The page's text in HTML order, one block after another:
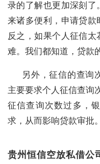
录的了解也更加深刻
来诸多便利，申请贷款
反之，如果个人征信
难。我们都知道，贷款
另外，征信的查询
主要要求个人征信查询
征信查询次数过多，
求，从而影响贷款审批。
贵州恒信空放私借公